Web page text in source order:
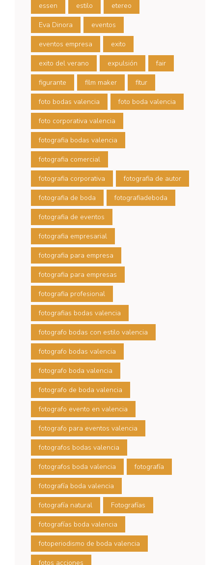
essen estilo etereo
Eva Dinora eventos
eventos empresa exito
exito del verano expulsión fair
figurante film maker fitur
foto bodas valencia foto boda valencia
foto corporativa valencia
fotografia bodas valencia
fotografia comercial
fotografia corporativa fotografia de autor
fotografia de boda fotografiadeboda
fotografia de eventos
fotografia empresarial
fotografia para empresa
fotografia para empresas
fotografia profesional
fotografias bodas valencia
fotografo bodas con estilo valencia
fotografo bodas valencia
fotografo boda valencia
fotografo de boda valencia
fotografo evento en valencia
fotografo para eventos valencia
fotografos bodas valencia
fotografos boda valencia fotografía
fotografía boda valencia
fotografía natural Fotografías
fotografías boda valencia
fotoperiodismo de boda valencia
fotos acciones